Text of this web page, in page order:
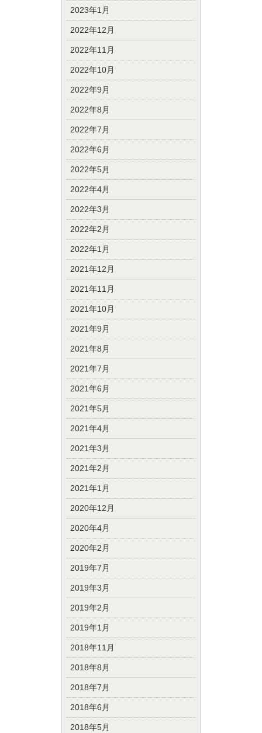
2023年1月
2022年12月
2022年11月
2022年10月
2022年9月
2022年8月
2022年7月
2022年6月
2022年5月
2022年4月
2022年3月
2022年2月
2022年1月
2021年12月
2021年11月
2021年10月
2021年9月
2021年8月
2021年7月
2021年6月
2021年5月
2021年4月
2021年3月
2021年2月
2021年1月
2020年12月
2020年4月
2020年2月
2019年7月
2019年3月
2019年2月
2019年1月
2018年11月
2018年8月
2018年7月
2018年6月
2018年5月